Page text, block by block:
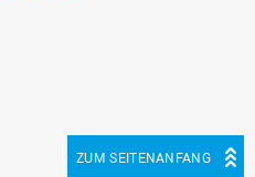
ZUM SEITENANFANG